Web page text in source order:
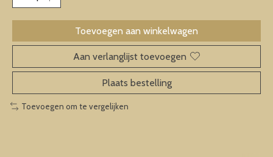
Toevoegen aan winkelwagen
Aan verlanglijst toevoegen
Plaats bestelling
Toevoegen om te vergelijken